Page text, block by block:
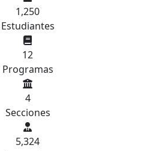
1,250
Estudiantes
12
Programas
4
Secciones
5,324